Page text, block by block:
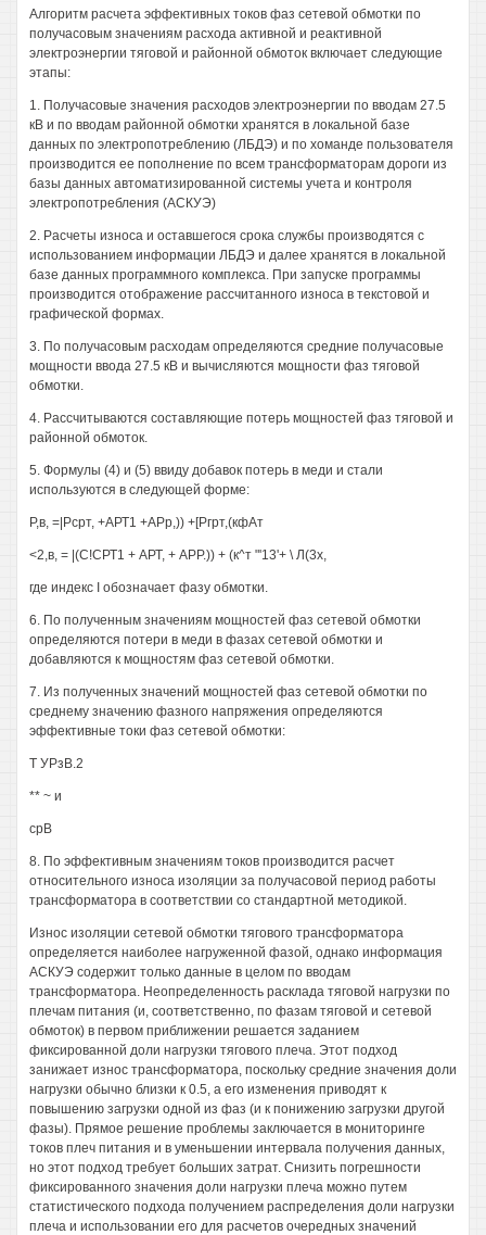
Алгоритм расчета эффективных токов фаз сетевой обмотки по
получасовым значениям расхода активной и реактивной
электроэнергии тяговой и районной обмоток включает следующие
этапы:
1. Получасовые значения расходов электроэнергии по вводам 27.5
кВ и по вводам районной обмотки хранятся в локальной базе
данных по электропотреблению (ЛБДЭ) и по хоманде пользователя
производится ее пополнение по всем трансформаторам дороги из
базы данных автоматизированной системы учета и контроля
электропотребления (АСКУЭ)
2. Расчеты износа и оставшегося срока службы производятся с
использованием информации ЛБДЭ и далее хранятся в локальной
базе данных программного комплекса. При запуске программы
производится отображение рассчитанного износа в текстовой и
графической формах.
3. По получасовым расходам определяются средние получасовые
мощности ввода 27.5 кВ и вычисляются мощности фаз тяговой
обмотки.
4. Рассчитываются составляющие потерь мощностей фаз тяговой и
районной обмоток.
5. Формулы (4) и (5) ввиду добавок потерь в меди и стали
используются в следующей форме:
Р,в, =|Рсрт, +АРТ1 +АРр,)) +[Ргрт,(кфАт
<2,в, = |(С!СРТ1 + АРТ, + АРР.)) + (к^т "'13'+ \ Л(3х,
где индекс I обозначает фазу обмотки.
6. По полученным значениям мощностей фаз сетевой обмотки
определяются потери в меди в фазах сетевой обмотки и
добавляются к мощностям фаз сетевой обмотки.
7. Из полученных значений мощностей фаз сетевой обмотки по
среднему значению фазного напряжения определяются
эффективные токи фаз сетевой обмотки:
Т УРзВ.2
** ~ и
срВ
8. По эффективным значениям токов производится расчет
относительного износа изоляции за получасовой период работы
трансформатора в соответствии со стандартной методикой.
Износ изоляции сетевой обмотки тягового трансформатора
определяется наиболее нагруженной фазой, однако информация
АСКУЭ содержит только данные в целом по вводам
трансформатора. Неопределенность расклада тяговой нагрузки по
плечам питания (и, соответственно, по фазам тяговой и сетевой
обмоток) в первом приближении решается заданием
фиксированной доли нагрузки тягового плеча. Этот подход
занижает износ трансформатора, поскольку средние значения доли
нагрузки обычно близки к 0.5, а его изменения приводят к
повышению загрузки одной из фаз (и к понижению загрузки другой
фазы). Прямое решение проблемы заключается в мониторинге
токов плеч питания и в уменьшении интервала получения данных,
но этот подход требует больших затрат. Снизить погрешности
фиксированного значения доли нагрузки плеча можно путем
статистического подхода получением распределения доли нагрузки
плеча и использовании его для расчетов очередных значений